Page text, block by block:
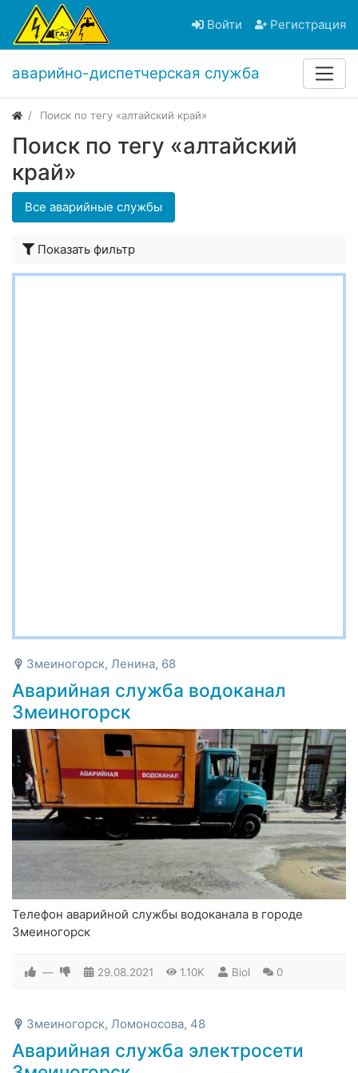
Войти Регистрация
аварийно-диспетчерская служба
Поиск по тегу «алтайский край»
Поиск по тегу «алтайский
край»
Все аварийные службы
Показать фильтр
Змеиногорск, Ленина, 68
Аварийная служба водоканал
Змеиногорск
Телефон аварийной службы водоканала в городе
Змеиногорск
— 29.08.2021 1.10K Biol 0
Змеиногорск, Ломоносова, 48
Аварийная служба электросети